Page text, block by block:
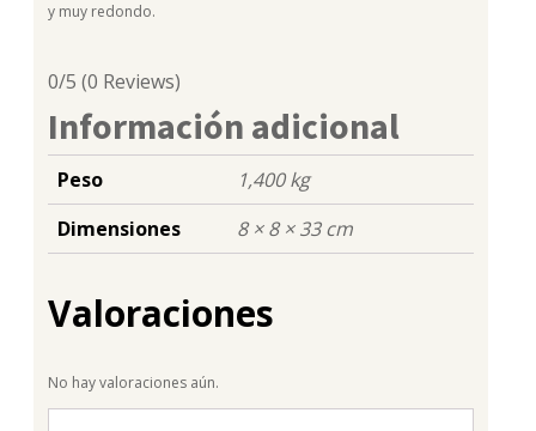
y muy redondo.
0/5 (0 Reviews)
Información adicional
Peso
1,400 kg
Dimensiones
8 × 8 × 33 cm
Valoraciones
No hay valoraciones aún.